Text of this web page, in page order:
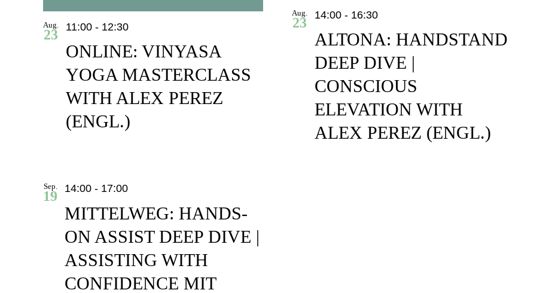
Aug.
23
ONLINE: VINYASA
YOGA MASTERCLASS
WITH ALEX PEREZ
(ENGL.)
11:00 - 12:30
Aug.
23
ALTONA: HANDSTAND
DEEP DIVE |
CONSCIOUS
ELEVATION WITH
ALEX PEREZ (ENGL.)
14:00 - 16:30
Sep.
19
MITTELWEG: HANDS-
ON ASSIST DEEP DIVE |
ASSISTING WITH
CONFIDENCE MIT
14:00 - 17:00